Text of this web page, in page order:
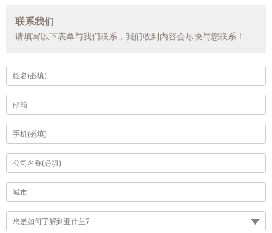
联系我们
请填写以下表单与我们联系，我们收到内容会尽快与您联系！